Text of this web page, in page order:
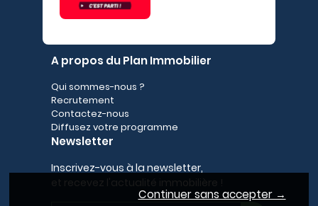
A propos du Plan Immobilier
Qui sommes-nous ?
Recrutement
Contactez-nous
Diffusez votre programme
Newsletter
Inscrivez-vous à la newsletter,
Continuer sans accepter →